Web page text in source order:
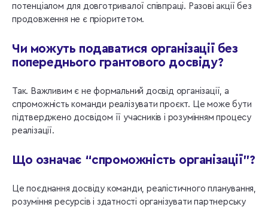
потенціалом для довготривалої співпраці. Разові акції без
продовження не є пріоритетом.
Чи можуть подаватися організації без
попереднього грантового досвіду?
Так. Важливим є не формальний досвід організації, а
спроможність команди реалізувати проєкт. Це може бути
підтверджено досвідом її учасників і розумінням процесу
реалізації.
Що означає “спроможність організації”?
Це поєднання досвіду команди, реалістичного планування,
розуміння ресурсів і здатності організувати партнерську